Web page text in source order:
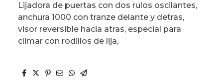
Lijadora de puertas con dos rulos oscilantes,
anchura 1000 con tranze delante y detras,
visor reversible hacia atras, especial para
climar con rodillos de lija,